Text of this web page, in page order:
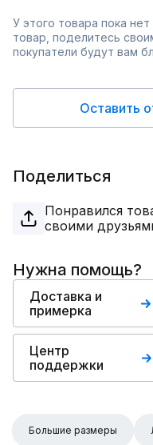
У этого товара пока
товар, поделитесь
покупатели будут вам
Оставить
Поделиться
Понравился
своими
Нужна помощь?
Доставка и
примерка
Центр
поддержки
Большие размеры